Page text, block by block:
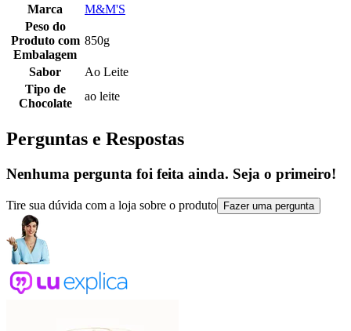
Marca
M&M'S
Peso do
Produto com
Embalagem
850g
Sabor
Ao Leite
Tipo de
Chocolate
ao leite
Perguntas e Respostas
Nenhuma pergunta foi feita ainda. Seja o primeiro!
Tire sua dúvida com a loja sobre o produto Fazer uma pergunta